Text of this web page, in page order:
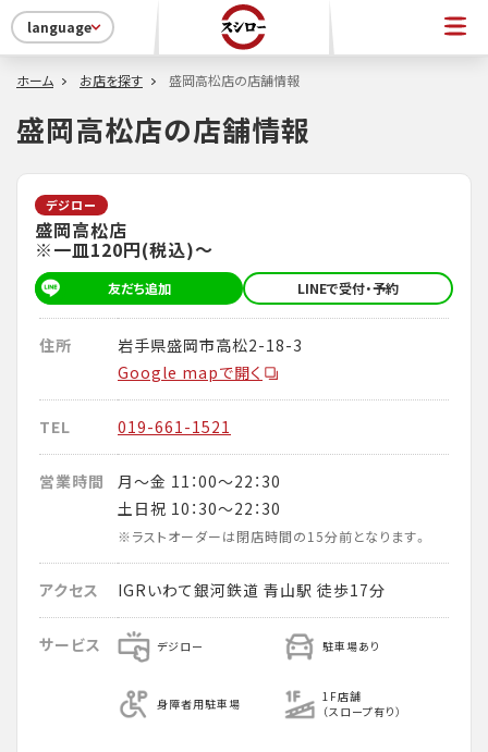
language
ホーム お店を探す 盛岡高松店の店舗情報
盛岡高松店の店舗情報
デジロー
盛岡高松店
※一皿120円(税込)～
友だち追加 LINEで受付・予約
住所
岩手県盛岡市高松2-18-3
Google mapで開く
TEL 019-661-1521
営業時間
月～金 11：00～22：30
土日祝 10：30～22：30
※ラストオーダーは閉店時間の15分前となります。
アクセス IGRいわて銀河鉄道 青山駅 徒歩17分
サービス デジロー 駐車場あり
身障者用駐車場
1F店舗
（スロープ有り）